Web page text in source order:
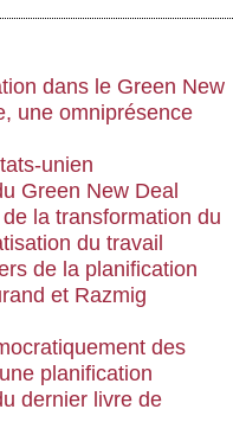
dans le Green New
une omniprésence
unien
Green New Deal
la transformation du
du travail
de la planification
et Razmig
des
planification
dernier livre de